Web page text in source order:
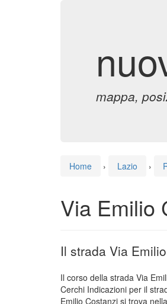
mappa,
Home › Lazio ›
Via Emilio
Il strada Via
Il corso della strada Via
Cerchi Indicazioni per il
Emilio Costanzi si trova